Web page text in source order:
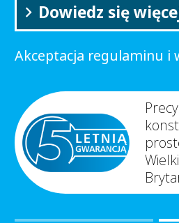
Dowiedz się
Akceptacja regulaminu i